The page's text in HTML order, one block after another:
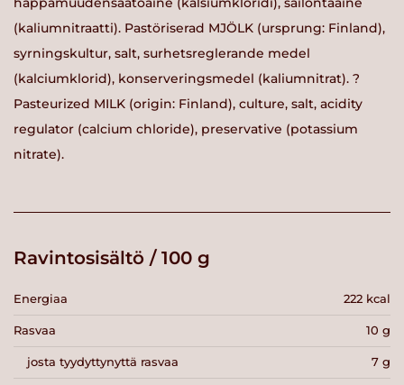
(kaliumnitraatti). Pastöriserad MJÖLK (ursprung: Finland),
syrningskultur, salt, surhetsreglerande medel
(kalciumklorid), konserveringsmedel (kaliumnitrat). ?
Pasteurized MILK (origin: Finland), culture, salt, acidity
regulator (calcium chloride), preservative (potassium
nitrate).
Ravintosisältö / 100 g
Energiaa 222 kcal
Rasvaa 10 g
josta tyydyttynyttä rasvaa 7 g